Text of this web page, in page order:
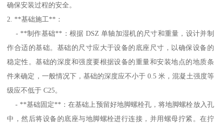
确保安装过程的安全。
2. **基础施工**：
- **制作基础**：根据 DSZ 单轴加湿机的尺寸和重量，设计并制
作合适的基础。基础的尺寸应大于设备的底座尺寸，以确保设备的
稳定性。基础的深度和强度要根据设备的重量和安装地点的地质条
件来确定，一般情况下，基础的深度应不小于 0.5 米，混凝土强度等
级应不低于 C25。
- **基础固定**：在基础上预留好地脚螺栓孔，将地脚螺栓放入孔
中，然后将设备的底座与地脚螺栓进行连接，并用螺母拧紧。在拧